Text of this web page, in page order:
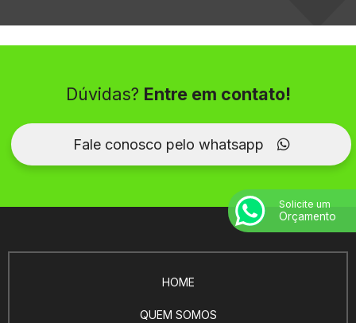
Dúvidas? Entre em contato!
Fale conosco pelo whatsapp
HOME
QUEM SOMOS
Solicite um
Orçamento